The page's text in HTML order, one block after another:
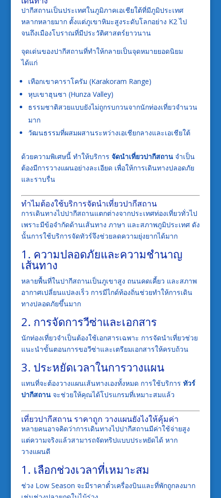
ปากีสถานเป็นประเทศในภูมิภาคเอเชียใต้ที่มีภูมิประเทศ
หลากหลายมาก ตั้งแต่ภูเขาหิมะสูงระดับโลกอย่าง K2 ไป
จนถึงเมืองโบราณที่มีประวัติศาสตร์ยาวนาน
จุดเด่นของปากีสถานที่ทำให้กลายเป็นจุดหมายยอดนิยม
ได้แก่
เทือกเขาคาราโครัม (Karakoram Range)
หุบเขาฮุนซา (Hunza Valley)
ธรรมชาติสวยแบบยังไม่ถูกรบกวนจากนักท่องเที่ยวจำนวน
มาก
วัฒนธรรมที่ผสมผสานระหว่างเอเชียกลางและเอเชียใต้
ด้วยความพิเศษนี้ ทำให้บริการ จัดนำเที่ยวปากีสถานจำเป็น
ต้องมีการวางแผนอย่างละเอียด เพื่อให้การเดินทางปลอดภัย
และราบรื่น
ทำไมต้องใช้บริการจัดนำเที่ยวปากีสถาน
การเดินทางไปปากีสถานแตกต่างจากประเทศท่องเที่ยวทั่วไป
เพราะมีข้อจำกัดด้านเส้นทาง ภาษา และสภาพภูมิประเทศ ดัง
นั้นการใช้บริการจัดทัวร์จึงช่วยลดความยุ่งยากได้มาก
1. ความปลอดภัยและความชำนาญ
เส้นทาง
หลายพื้นที่ในปากีสถานเป็นภูเขาสูง ถนนคดเคี้ยว และสภาพ
อากาศเปลี่ยนแปลงเร็ว การมีไกด์ท้องถิ่นช่วยทำให้การเดิน
ทางปลอดภัยขึ้นมาก
2. การจัดการวีซ่าและเอกสาร
นักท่องเที่ยวจำเป็นต้องใช้เอกสารเฉพาะ การจัดนำเที่ยวช่วย
แนะนำขั้นตอนการขอวีซ่าและเตรียมเอกสารให้ครบถ้วน
3. ประหยัดเวลาในการวางแผน
แทนที่จะต้องวางแผนเส้นทางเองทั้งหมด การใช้บริการ ทัวร์
ปากีสถานจะช่วยให้คุณได้โปรแกรมที่เหมาะสมแล้ว
เที่ยวปากีสถาน ราคาถูก วางแผนยังไงให้คุ้มค่า
หลายคนอาจคิดว่าการเดินทางไปปากีสถานมีค่าใช้จ่ายสูง
แต่ความจริงแล้วสามารถจัดทริปแบบประหยัดได้ หาก
วางแผนดี
1. เลือกช่วงเวลาที่เหมาะสม
ช่วง Low Season จะมีราคาตั๋วเครื่องบินและที่พักถูกลงมาก